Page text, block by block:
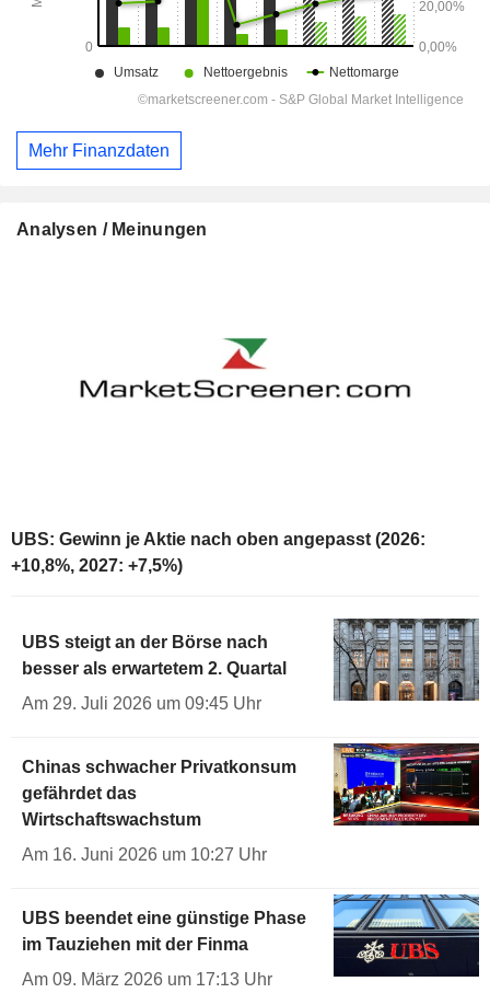
Mehr Finanzdaten
Analysen / Meinungen
UBS: Gewinn je Aktie nach oben angepasst (2026:
+10,8%, 2027: +7,5%)
UBS steigt an der Börse nach
besser als erwartetem 2. Quartal
Am 29. Juli 2026 um 09:45 Uhr
Chinas schwacher Privatkonsum
gefährdet das
Wirtschaftswachstum
Am 16. Juni 2026 um 10:27 Uhr
UBS beendet eine günstige Phase
im Tauziehen mit der Finma
Am 09. März 2026 um 17:13 Uhr